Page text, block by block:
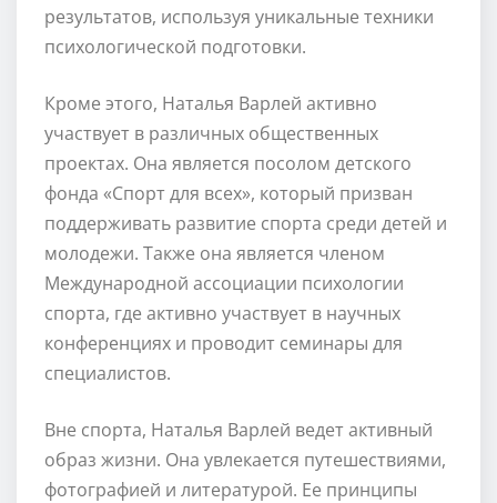
результатов, используя уникальные техники
психологической подготовки.
Кроме этого, Наталья Варлей активно
участвует в различных общественных
проектах. Она является посолом детского
фонда «Спорт для всех», который призван
поддерживать развитие спорта среди детей и
молодежи. Также она является членом
Международной ассоциации психологии
спорта, где активно участвует в научных
конференциях и проводит семинары для
специалистов.
Вне спорта, Наталья Варлей ведет активный
образ жизни. Она увлекается путешествиями,
фотографией и литературой. Ее принципы